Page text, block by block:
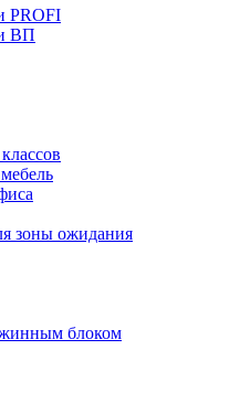
PROFI
ВП
зоны ожидания
блоком